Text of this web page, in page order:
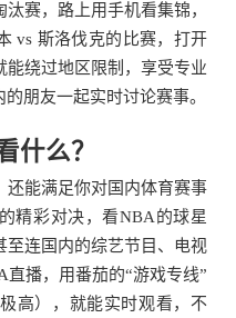
赛，路上用手机看集锦，
vs 斯洛伐克的比赛，打开
能绕过地区限制，享受专业
朋友一起实时讨论赛事。
什么？
还能满足你对国内体育赛事
精彩对决，看NBA的球星
连国内的综艺节目、电视
播，用番茄的“游戏专线”
高），就能实时观看，不